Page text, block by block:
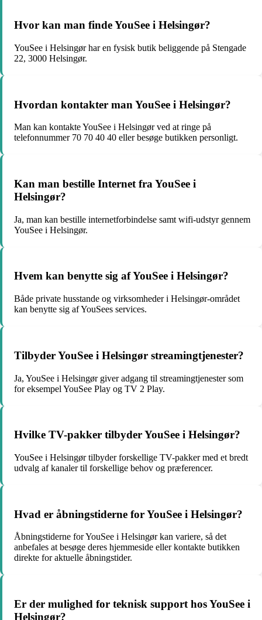
Hvor kan man finde YouSee i Helsingør?
YouSee i Helsingør har en fysisk butik beliggende på Stengade
22, 3000 Helsingør.
Hvordan kontakter man YouSee i Helsingør?
Man kan kontakte YouSee i Helsingør ved at ringe på
telefonnummer 70 70 40 40 eller besøge butikken personligt.
Kan man bestille Internet fra YouSee i
Helsingør?
Ja, man kan bestille internetforbindelse samt wifi-udstyr gennem
YouSee i Helsingør.
Hvem kan benytte sig af YouSee i Helsingør?
Både private husstande og virksomheder i Helsingør-området
kan benytte sig af YouSees services.
Tilbyder YouSee i Helsingør streamingtjenester?
Ja, YouSee i Helsingør giver adgang til streamingtjenester som
for eksempel YouSee Play og TV 2 Play.
Hvilke TV-pakker tilbyder YouSee i Helsingør?
YouSee i Helsingør tilbyder forskellige TV-pakker med et bredt
udvalg af kanaler til forskellige behov og præferencer.
Hvad er åbningstiderne for YouSee i Helsingør?
Åbningstiderne for YouSee i Helsingør kan variere, så det
anbefales at besøge deres hjemmeside eller kontakte butikken
direkte for aktuelle åbningstider.
Er der mulighed for teknisk support hos YouSee i
Helsingør?